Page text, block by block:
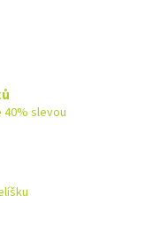
slevou